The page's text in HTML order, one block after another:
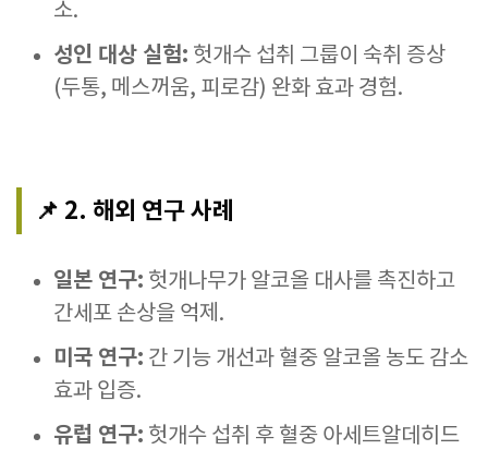
소.
성인 대상 실험: 헛개수 섭취 그룹이 숙취 증상
(두통, 메스꺼움, 피로감) 완화 효과 경험.
📌 2. 해외 연구 사례
일본 연구: 헛개나무가 알코올 대사를 촉진하고
간세포 손상을 억제.
미국 연구: 간 기능 개선과 혈중 알코올 농도 감소
효과 입증.
유럽 연구: 헛개수 섭취 후 혈중 아세트알데히드